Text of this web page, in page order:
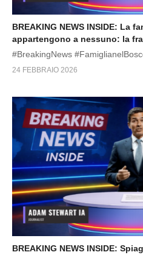
BREAKING NEWS INSIDE: La
appartengono a nessuno: la
#BreakingNews
24 FEBBRAIO 2026
BREAKING NEWS INSIDE: